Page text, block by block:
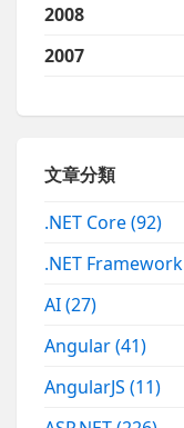
2008
2007
文章分類
.NET Core(92)
.NET
AI(27)
Angular(41)
AngularJS(11)